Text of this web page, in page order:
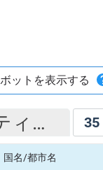
35
ボットを表示する
アナリティクス
国名/都市名